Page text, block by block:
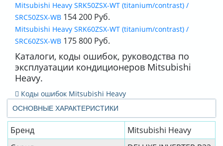
ОСНОВНЫЕ ХАРАКТЕРИСТИКИ
Бренд
Mitsubishi Heavy
Mitsubishi Heavy SRK50ZSX-WT (titanium/contrast) /
SRC50ZSX-WB 154 200 Руб.
Mitsubishi Heavy SRK60ZSX-WT (titanium/contrast) /
SRC60ZSX-WB 175 800 Руб.
Каталоги, коды ошибок, руководства по
эксплуатации кондиционеров Mitsubishi
Heavy.
Коды ошибок Mitsubishi Heavy